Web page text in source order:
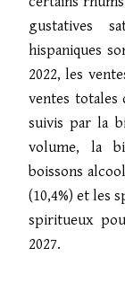
gustatives
hispaniques
2022, les
ventes totales
suivis par la
volume, la
boissons
(10,4%) et les
spiritueux
2027.